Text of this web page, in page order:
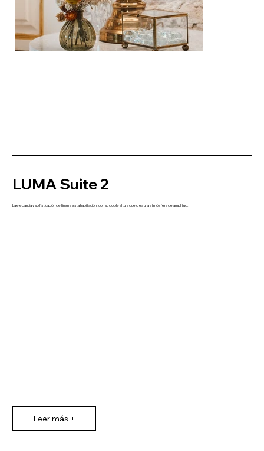
LUMA Suite 2
La elegancia y sofisticación definen a esta habitación, con su doble altura que crea una atmósfera de amplitud.
Leer más +